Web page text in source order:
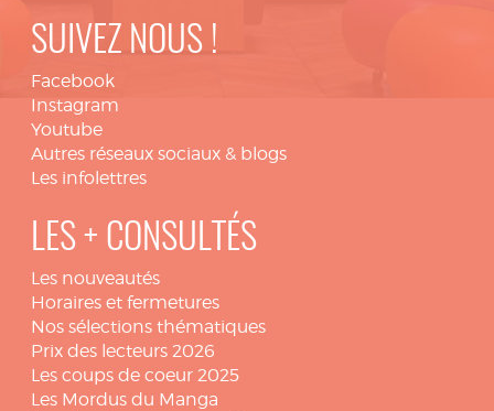
SUIVEZ NOUS !
Facebook
Instagram
Youtube
Autres réseaux sociaux & blogs
Les infolettres
LES + CONSULTÉS
Les nouveautés
Horaires et fermetures
Nos sélections thématiques
Prix des lecteurs 2026
Les coups de coeur 2025
Les Mordus du Manga